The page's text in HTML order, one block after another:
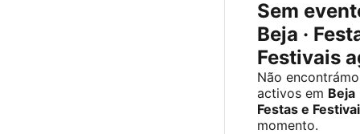
Sem
Beja ·
Festivais
Não
activos em Beja
Festas e
momento.